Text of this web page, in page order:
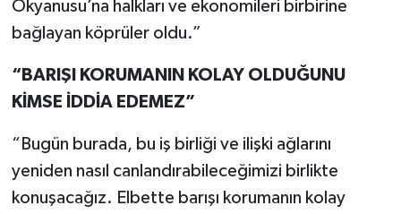
Okyanusu’na halkları ve ekonomileri birbirine
bağlayan köprüler oldu.”
“BARIŞI KORUMANIN KOLAY OLDUĞUNU
KİMSE İDDİA EDEMEZ”
“Bugün burada, bu iş birliği ve ilişki ağlarını
yeniden nasıl canlandırabileceğimizi birlikte
konuşacağız. Elbette barışı korumanın kolay